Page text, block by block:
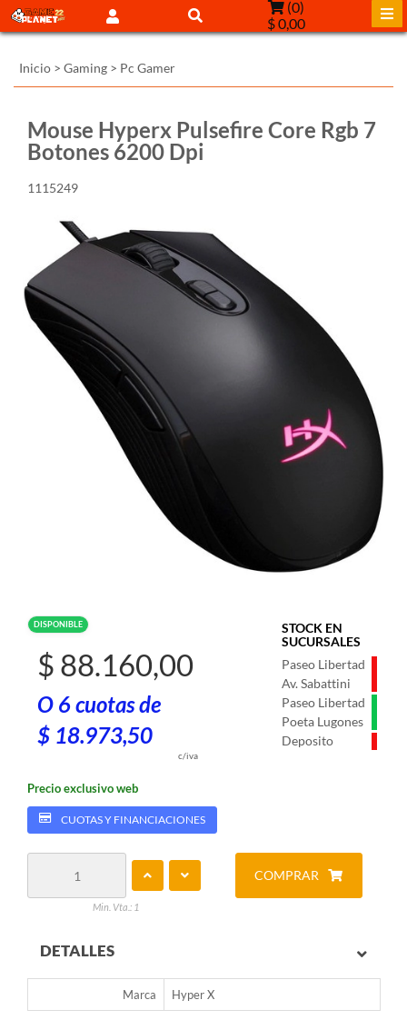
(0)
$ 0,00
Inicio > Gaming > Pc Gamer
Mouse Hyperx Pulsefire Core Rgb 7
Botones 6200 Dpi
1115249
DISPONIBLE
STOCK EN
SUCURSALES
Paseo Libertad
Av. Sabattini
Paseo Libertad
Poeta Lugones
Deposito
$ 88.160,00
O 6 cuotas de
$ 18.973,50
c/iva
Precio exclusivo web
CUOTAS Y FINANCIACIONES
Min. Vta.: 1
COMPRAR
DETALLES
Marca Hyper X